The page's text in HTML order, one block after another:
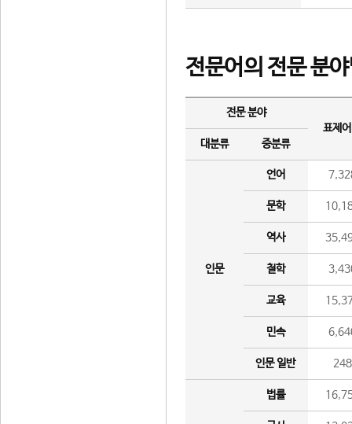
전문어의 전문 분
전문 분야
표제
대분류
중분류
인문
언어
문학
역사
철학
교육
민속
인문 일반 248
법률